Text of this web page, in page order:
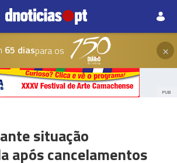
65 diaspara os ×
PUB
situação
após cancelamentos